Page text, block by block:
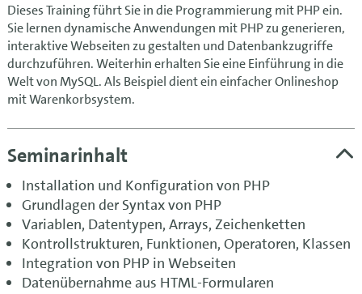
Dieses Training führt Sie in die Programmierung mit PHP ein.
Sie lernen dynamische Anwendungen mit PHP zu generieren,
interaktive Webseiten zu gestalten und Datenbankzugriffe
durchzuführen. Weiterhin erhalten Sie eine Einführung in die
Welt von MySQL. Als Beispiel dient ein einfacher Onlineshop
mit Warenkorbsystem.
Seminarinhalt
Installation und Konfiguration von PHP
Grundlagen der Syntax von PHP
Variablen, Datentypen, Arrays, Zeichenketten
Kontrollstrukturen, Funktionen, Operatoren, Klassen
Integration von PHP in Webseiten
Datenübernahme aus HTML-Formularen